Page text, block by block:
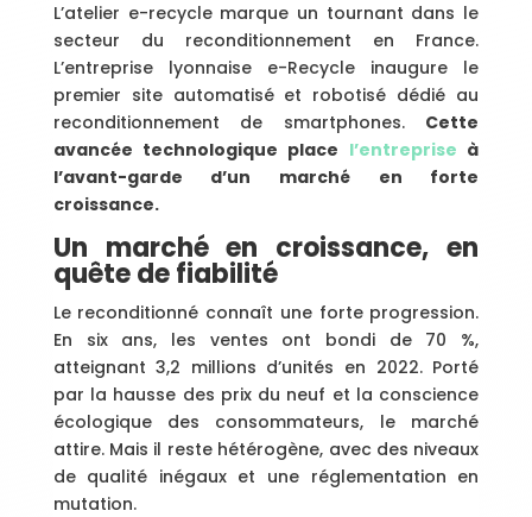
L’atelier e-recycle marque un tournant dans le
secteur du reconditionnement en France.
L’entreprise lyonnaise e-Recycle inaugure le
premier site automatisé et robotisé dédié au
reconditionnement de smartphones. Cette
avancée technologique place l’entreprise à
l’avant-garde d’un marché en forte
croissance.
Un marché en croissance, en
quête de fiabilité
Le reconditionné connaît une forte progression.
En six ans, les ventes ont bondi de 70 %,
atteignant 3,2 millions d’unités en 2022. Porté
par la hausse des prix du neuf et la conscience
écologique des consommateurs, le marché
attire. Mais il reste hétérogène, avec des niveaux
de qualité inégaux et une réglementation en
mutation.